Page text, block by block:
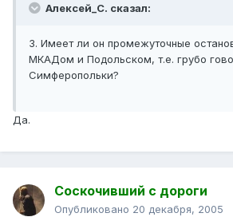
Алексей_С. сказал:
3. Имеет ли он промежуточные
МКАДом и Подольском, т.е. грубо
Симферопольки?
Да.
Соскочивший с дороги
Опубликовано 20 декабря, 2005